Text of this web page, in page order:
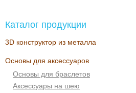
Каталог продукции
3D конструктор из металла
Основы для аксессуаров
Основы для браслетов
Аксессуары на шею